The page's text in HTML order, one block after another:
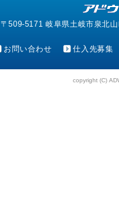
〒509-5171 岐阜県土岐市泉北
お問い合わせ 仕入先募集
copyright (C)